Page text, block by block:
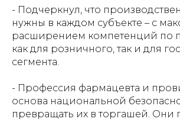
⁠- Подчеркнул, что
нужны в каждом субъекте – с
расширением компетенций по
как для розничного, так и для
сегмента.
⁠- Профессия фармацевта и
основа национальной
превращать их в торгашей. Они